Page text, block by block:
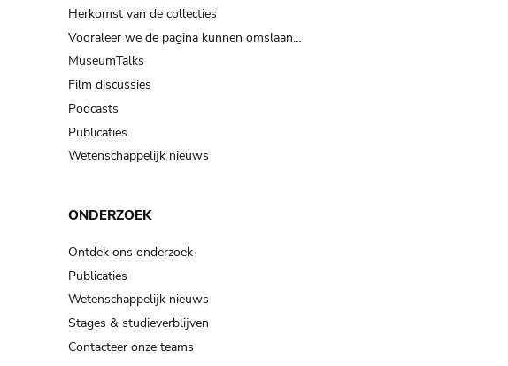
Herkomst van de collecties
Vooraleer we de pagina kunnen omslaan…
MuseumTalks
Film discussies
Podcasts
Publicaties
Wetenschappelijk nieuws
ONDERZOEK
Ontdek ons onderzoek
Publicaties
Wetenschappelijk nieuws
Stages & studieverblijven
Contacteer onze teams